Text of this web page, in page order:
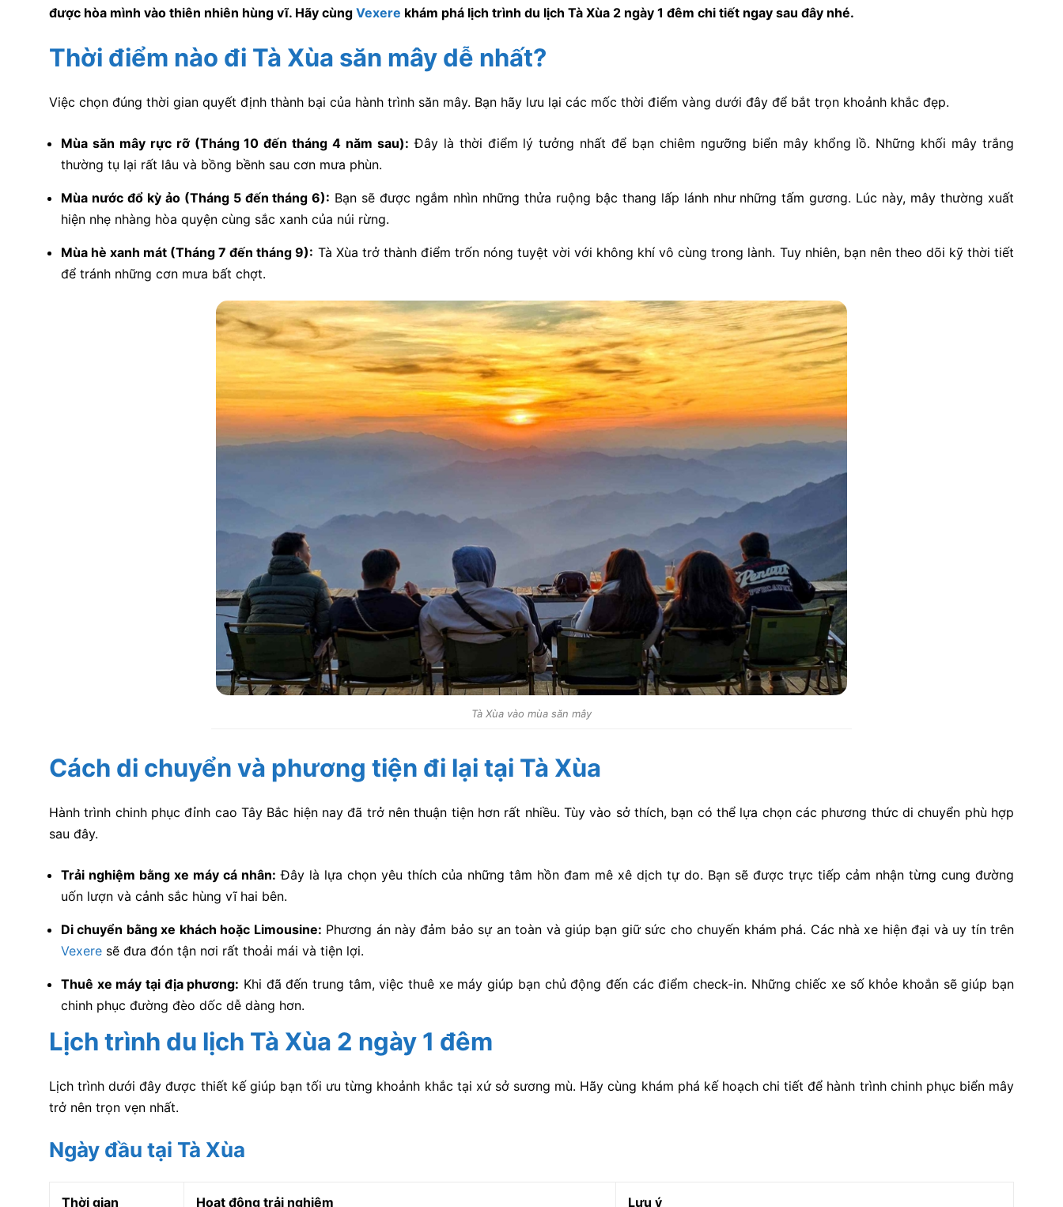
được hòa mình vào thiên nhiên hùng vĩ. Hãy cùng Vexere khám phá lịch trình du lịch Tà Xùa 2 ngày 1 đêm chi tiết ngay sau đây nhé.
Thời điểm nào đi Tà Xùa săn mây dễ nhất?
Việc chọn đúng thời gian quyết định thành bại của hành trình săn mây. Bạn hãy lưu lại các mốc thời điểm vàng dưới đây để bắt trọn khoảnh khắc đẹp.
Mùa săn mây rực rỡ (Tháng 10 đến tháng 4 năm sau): Đây là thời điểm lý tưởng nhất để bạn chiêm ngưỡng biển mây khổng lồ. Những khối mây trắng
thường tụ lại rất lâu và bồng bềnh sau cơn mưa phùn.
Mùa nước đổ kỳ ảo (Tháng 5 đến tháng 6): Bạn sẽ được ngắm nhìn những thửa ruộng bậc thang lấp lánh như những tấm gương. Lúc này, mây thường xuất
hiện nhẹ nhàng hòa quyện cùng sắc xanh của núi rừng.
Mùa hè xanh mát (Tháng 7 đến tháng 9): Tà Xùa trở thành điểm trốn nóng tuyệt vời với không khí vô cùng trong lành. Tuy nhiên, bạn nên theo dõi kỹ thời tiết
để tránh những cơn mưa bất chợt.
Tà Xùa vào mùa săn mây
Cách di chuyển và phương tiện đi lại tại Tà Xùa
Hành trình chinh phục đỉnh cao Tây Bắc hiện nay đã trở nên thuận tiện hơn rất nhiều. Tùy vào sở thích, bạn có thể lựa chọn các phương thức di chuyển phù hợp
sau đây.
Trải nghiệm bằng xe máy cá nhân: Đây là lựa chọn yêu thích của những tâm hồn đam mê xê dịch tự do. Bạn sẽ được trực tiếp cảm nhận từng cung đường
uốn lượn và cảnh sắc hùng vĩ hai bên.
Di chuyển bằng xe khách hoặc Limousine: Phương án này đảm bảo sự an toàn và giúp bạn giữ sức cho chuyến khám phá. Các nhà xe hiện đại và uy tín trên
Vexere sẽ đưa đón tận nơi rất thoải mái và tiện lợi.
Thuê xe máy tại địa phương: Khi đã đến trung tâm, việc thuê xe máy giúp bạn chủ động đến các điểm check-in. Những chiếc xe số khỏe khoắn sẽ giúp bạn
chinh phục đường đèo dốc dễ dàng hơn.
Lịch trình du lịch Tà Xùa 2 ngày 1 đêm
Lịch trình dưới đây được thiết kế giúp bạn tối ưu từng khoảnh khắc tại xứ sở sương mù. Hãy cùng khám phá kế hoạch chi tiết để hành trình chinh phục biển mây
trở nên trọn vẹn nhất.
Ngày đầu tại Tà Xùa
Thời gian Hoạt động trải nghiệm Lưu ý